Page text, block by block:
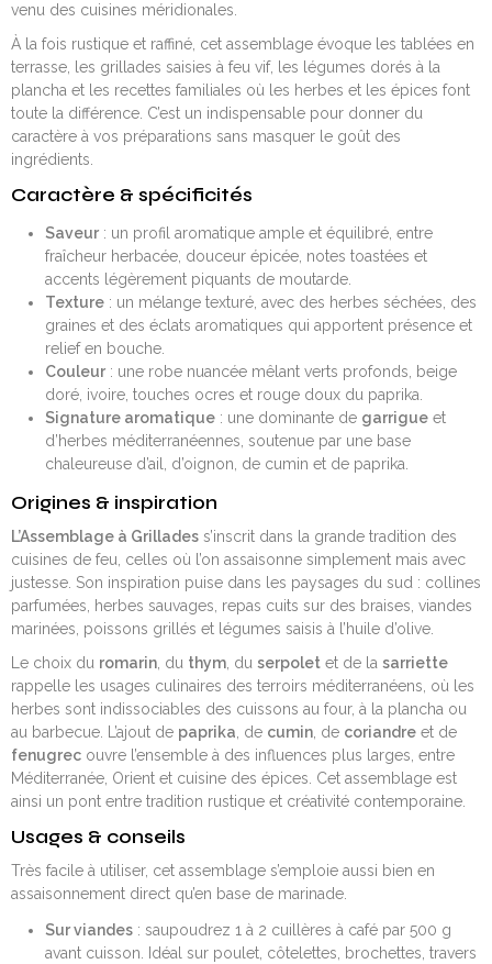
venu des cuisines méridionales.
À la fois rustique et raffiné, cet assemblage évoque les tablées en
terrasse, les grillades saisies à feu vif, les légumes dorés à la
plancha et les recettes familiales où les herbes et les épices font
toute la différence. C’est un indispensable pour donner du
caractère à vos préparations sans masquer le goût des
ingrédients.
Caractère & spécificités
Saveur: un profil aromatique ample et équilibré, entre
fraîcheur herbacée, douceur épicée, notes toastées et
accents légèrement piquants de moutarde.
Texture: un mélange texturé, avec des herbes séchées, des
graines et des éclats aromatiques qui apportent présence et
relief en bouche.
Couleur: une robe nuancée mêlant verts profonds, beige
doré, ivoire, touches ocres et rouge doux du paprika.
Signature aromatique: une dominante de garrigueet
d’herbes méditerranéennes, soutenue par une base
chaleureuse d’ail, d’oignon, de cumin et de paprika.
Origines & inspiration
L’Assemblage à Grillades s’inscrit dans la grande tradition des
cuisines de feu, celles où l’on assaisonne simplement mais avec
justesse. Son inspiration puise dans les paysages du sud : collines
parfumées, herbes sauvages, repas cuits sur des braises, viandes
marinées, poissons grillés et légumes saisis à l’huile d’olive.
Le choix du romarin , du thym , du serpolet et de la sarriette
rappelle les usages culinaires des terroirs méditerranéens, où les
herbes sont indissociables des cuissons au four, à la plancha ou
au barbecue. L’ajout de paprika , de cumin , de coriandre et de
fenugrec ouvre l’ensemble à des influences plus larges, entre
Méditerranée, Orient et cuisine des épices. Cet assemblage est
ainsi un pont entre tradition rustique et créativité contemporaine.
Usages & conseils
Très facile à utiliser, cet assemblage s’emploie aussi bien en
assaisonnement direct qu’en base de marinade.
Sur viandes: saupoudrez 1 à 2 cuillères à café par 500 g
avant cuisson. Idéal sur poulet, côtelettes, brochettes, travers